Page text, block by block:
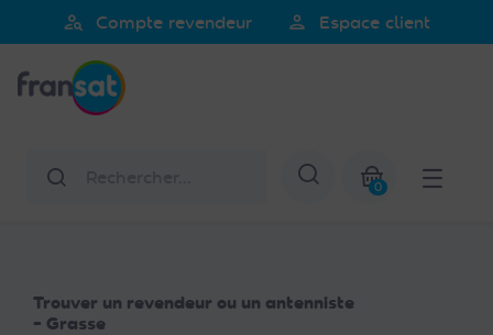
noter
Ce
comprend
person_search Compte revendeur person Espace client
Afficher la
0
Trouver un revendeur ou un antenniste
- Grasse